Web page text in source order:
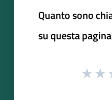
Quanto sono
su questa